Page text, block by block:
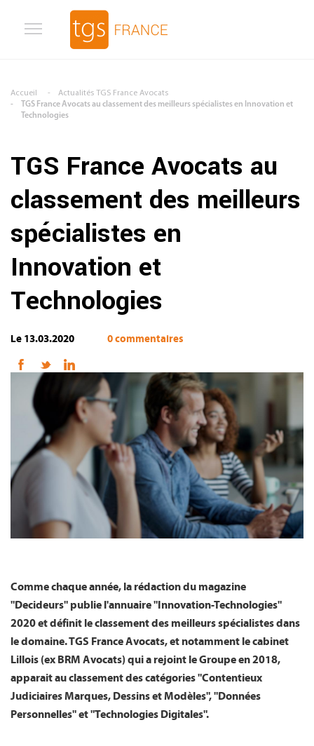
Accueil
Actualités TGS France Avocats
TGS France Avocats au classement des meilleurs spécialistes en Innovation et
Technologies
TGS France Avocats au
classement des meilleurs
spécialistes en
Innovation et
Technologies
Le 13.03.2020 0 commentaires
Comme chaque année, la rédaction du magazine
"Decideurs" publie l'annuaire "Innovation-Technologies"
2020 et définit le classement des meilleurs spécialistes dans
le domaine. TGS France Avocats, et notamment le cabinet
Lillois (ex BRM Avocats) qui a rejoint le Groupe en 2018,
apparait au classement des catégories "Contentieux
Judiciaires Marques, Dessins et Modèles", "Données
Personnelles" et "Technologies Digitales".